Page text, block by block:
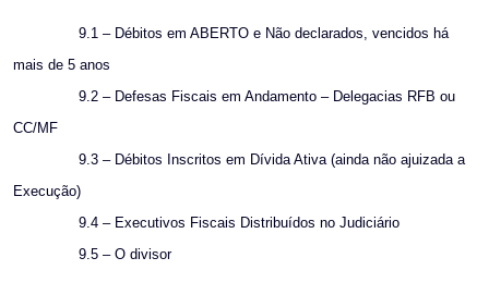
9.1 – Débitos em ABERTO e Não declarados, vencidos há
mais de 5 anos
9.2 – Defesas Fiscais em Andamento – Delegacias RFB ou
CC/MF
9.3 – Débitos Inscritos em Dívida Ativa (ainda não ajuizada a
Execução)
9.4 – Executivos Fiscais Distribuídos no Judiciário
9.5 – O divisor